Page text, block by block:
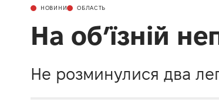
НОВИНИ ОБЛАСТЬ
На об’їзній
Не розминулися два